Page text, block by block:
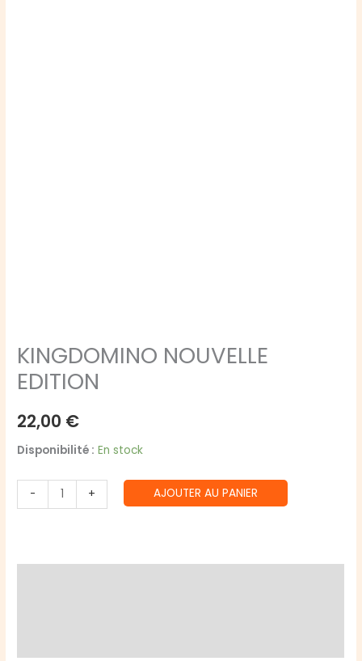
KINGDOMINO NOUVELLE
EDITION
22,00 €
Disponibilité : En stock
-
quantité
de
+ AJOUTER AU PANIER